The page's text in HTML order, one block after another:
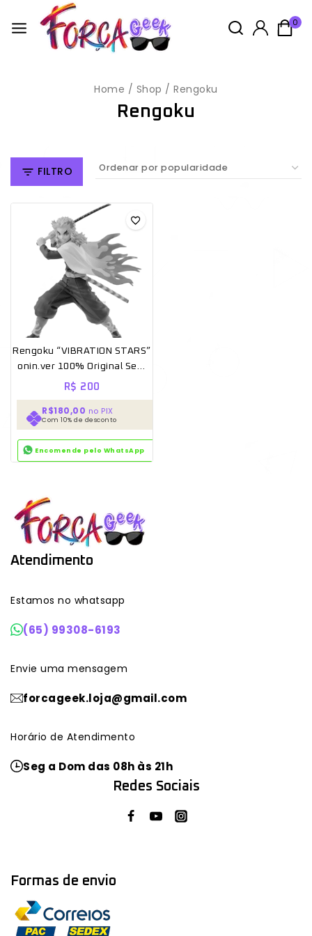
0
Home / Shop / Rengoku
Rengoku
FILTRO
Rengoku “VIBRATION STARS”
onin.ver 100% Original Sem
caixa [BANPRESTO]
R$ 200
R$180,00 no PIX
Com 10% de desconto
Encomende pelo WhatsApp
Atendimento
Estamos no whatsapp
(65) 99308-6193
Envie uma mensagem
forcageek.loja@gmail.com
Horário de Atendimento
Seg a Dom das 08h às 21h
Redes Sociais
Formas de envio